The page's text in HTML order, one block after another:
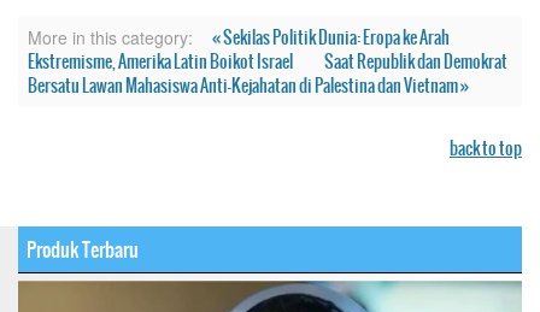
More in this category:
« Sekilas Politik Dunia: Eropa ke Arah
Ekstremisme, Amerika Latin Boikot Israel
Saat Republik dan Demokrat
Bersatu Lawan Mahasiswa Anti-Kejahatan di Palestina dan Vietnam »
back to top
Produk Terbaru